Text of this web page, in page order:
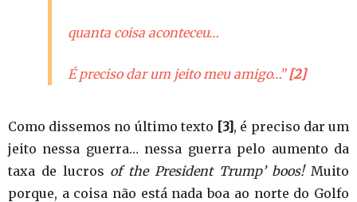
quanta coisa aconteceu…
É preciso dar um jeito meu amigo…” [2]
Como dissemos no último texto [3], é preciso dar um
jeito nessa guerra… nessa guerra pelo aumento da
taxa de lucros of the President Trump’ boos!Muito
porque, a coisa não está nada boa ao norte do Golfo